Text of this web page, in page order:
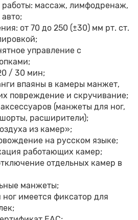
массаж, лимфодренаж,
от 70 до 250 (±30) мм рт. ст.
управление с
/ 30 мин;
впаяны в камеры манжет,
повреждение и скручивание;
(манжеты для ног,
расширители);
из камер»;
на русском языке;
работающих камер;
отдельных камер в
манжеты;
имеется фиксатор для